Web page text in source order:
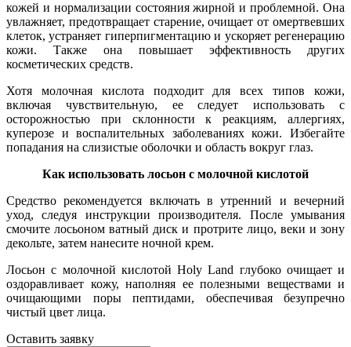
кожей и нормализации состояния жирной и проблемной. Она
увлажняет, предотвращает старение, очищает от омертвевших
клеток, устраняет гиперпигментацию и ускоряет регенерацию
кожи. Также она повышает эффективность других
косметических средств.
Хотя молочная кислота подходит для всех типов кожи,
включая чувствительную, ее следует использовать с
осторожностью при склонности к реакциям, аллергиях,
куперозе и воспалительных заболеваниях кожи. Избегайте
попадания на слизистые оболочки и область вокруг глаз.
Как использовать лосьон с молочной кислотой
Средство рекомендуется включать в утренний и вечерний
уход, следуя инструкции производителя. После умывания
смочите лосьоном ватный диск и протрите лицо, веки и зону
декольте, затем нанесите ночной крем.
Лосьон с молочной кислотой Holy Land глубоко очищает и
оздоравливает кожу, наполняя ее полезными веществами и
очищающими поры пептидами, обеспечивая безупречно
чистый цвет лица.
Оставить заявку